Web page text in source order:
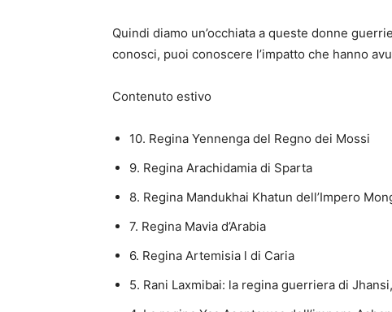
Quindi diamo un’occhiata a queste donne
conosci, puoi conoscere l’impatto che hanno
Contenuto estivo
10. Regina Yennenga del Regno dei Mossi
9. Regina Arachidamia di Sparta
8. Regina Mandukhai Khatun dell’Impero
7. Regina Mavia d’Arabia
6. Regina Artemisia l di Caria
5. Rani Laxmibai: la regina guerriera di